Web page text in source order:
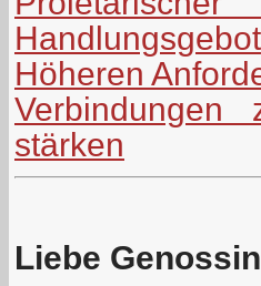
Handlungsgebot
Höheren
Verbindungen
stärken
Liebe